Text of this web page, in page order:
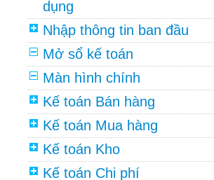
dụng
Nhập thông tin ban đầu
Mở sổ kế toán
Màn hình chính
Kế toán Bán hàng
Kế toán Mua hàng
Kế toán Kho
Kế toán Chi phí